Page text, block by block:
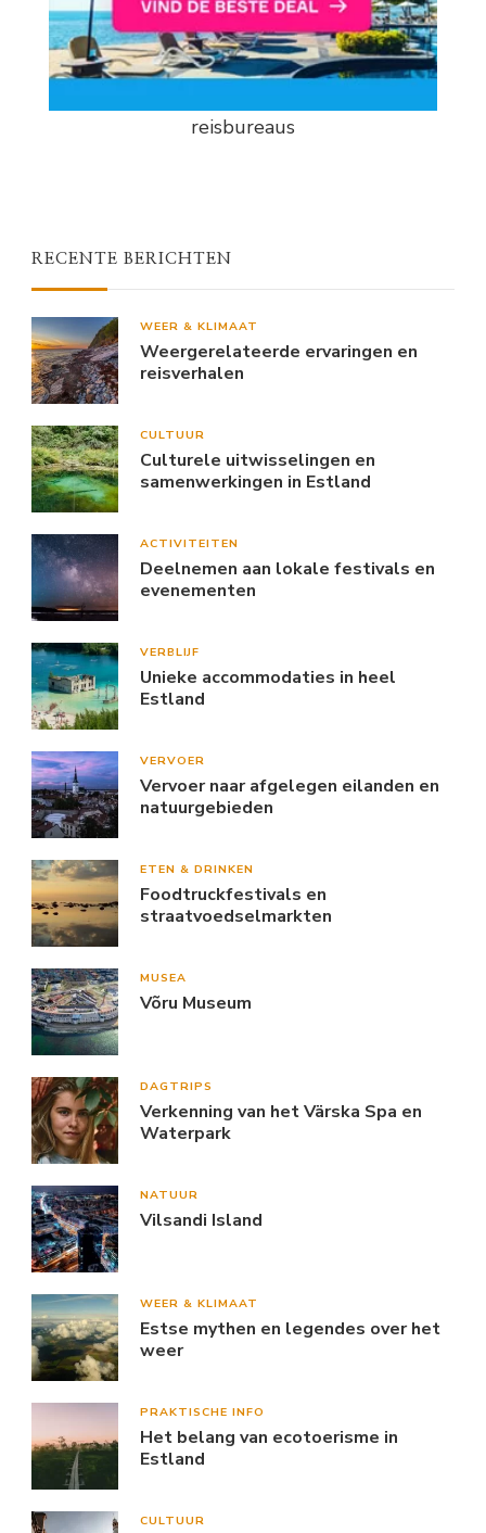
reisbureaus
RECENTE BERICHTEN
WEER & KLIMAAT
Weergerelateerde ervaringen en
reisverhalen
CULTUUR
Culturele uitwisselingen en
samenwerkingen in Estland
ACTIVITEITEN
Deelnemen aan lokale festivals en
evenementen
VERBLIJF
Unieke accommodaties in heel
Estland
VERVOER
Vervoer naar afgelegen eilanden en
natuurgebieden
ETEN & DRINKEN
Foodtruckfestivals en
straatvoedselmarkten
MUSEA
Võru Museum
DAGTRIPS
Verkenning van het Värska Spa en
Waterpark
NATUUR
Vilsandi Island
WEER & KLIMAAT
Estse mythen en legendes over het
weer
PRAKTISCHE INFO
Het belang van ecotoerisme in
Estland
CULTUUR